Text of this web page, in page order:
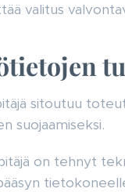
valitus
sitoutuu
suojaamiseksi.
on tehnyt